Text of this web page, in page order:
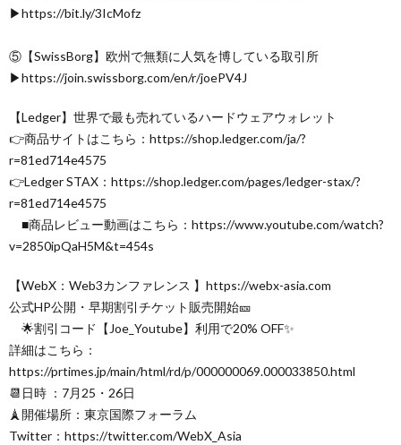
▶︎https://bit.ly/3IcMofz
⑤【SwissBorg】欧州で無類に人気を博している取引所
▶︎https://join.swissborg.com/en/r/joePV4J
【Ledger】世界で最も売れているハードウェアウォレット
👉商品サイトはこちら：https://shop.ledger.com/ja/?
r=81ed714e4575
👉Ledger STAX：https://shop.ledger.com/pages/ledger-stax/?
r=81ed714e4575
■商品レビュー動画はこちら：https://www.youtube.com/watch?
v=2850ipQaH5M&t=454s
【WebX：Web3カンファレンス 】https://webx-asia.com
公式HP公開・早期割引チケット販売開始🎫
🌟割引コード【Joe_Youtube】利用で20% OFF✨
詳細はこちら：
https://prtimes.jp/main/html/rd/p/000000069.000033850.html
📆日時 ：7月25・26日
🗼開催場所：東京国際フォーラム
Twitter：https://twitter.com/WebX_Asia